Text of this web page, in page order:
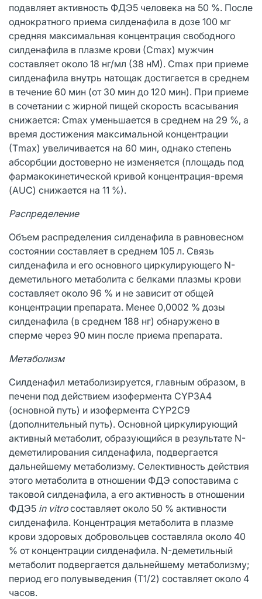
подавляет активность ФДЭ5 человека на 50 %. После
однократного приема силденафила в дозе 100 мг
средняя максимальная концентрация свободного
силденафила в плазме крови (Сmах) мужчин
составляет около 18 нг/мл (38 нМ). Сmах при приеме
силденафила внутрь натощак достигается в среднем
в течение 60 мин (от 30 мин до 120 мин). При приеме
в сочетании с жирной пищей скорость всасывания
снижается: Сmах уменьшается в среднем на 29 %, а
время достижения максимальной концентрации
(Тmах) увеличивается на 60 мин, однако степень
абсорбции достоверно не изменяется (площадь под
фармакокинетической кривой концентрация-время
(AUC) снижается на 11 %).
Распределение
Объем распределения силденафила в равновесном
состоянии составляет в среднем 105 л. Связь
силденафила и его основного циркулирующего N-
деметильного метаболита с белками плазмы крови
составляет около 96 % и не зависит от общей
концентрации препарата. Менее 0,0002 % дозы
силденафила (в среднем 188 нг) обнаружено в
сперме через 90 мин после приема препарата.
Метаболизм
Силденафил метаболизируется, главным образом, в
печени под действием изофермента CYP3A4
(основной путь) и изофермента CYP2C9
(дополнительный путь). Основной циркулирующий
активный метаболит, образующийся в результате N-
деметилирования силденафила, подвергается
дальнейшему метаболизму. Селективность действия
этого метаболита в отношении ФДЭ сопоставима с
таковой силденафила, а его активность в отношении
ФДЭ5 in vitroсоставляет около 50 % активности
силденафила. Концентрация метаболита в плазме
крови здоровых добровольцев составляла около 40
% от концентрации силденафила. N-деметильный
метаболит подвергается дальнейшему метаболизму;
период его полувыведения (Т1/2) составляет около 4
часов.